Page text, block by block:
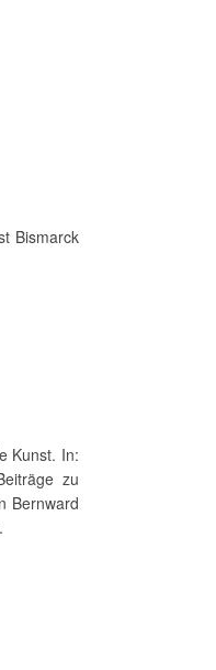
Bismarck
Kunst. In:
zu
Bernward